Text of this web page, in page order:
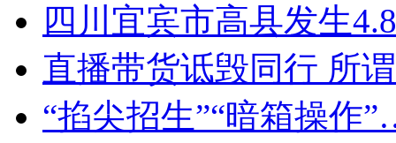
四川宜宾市高县发生
直播带货诋毁同行 所
“掐尖招生”“暗箱操